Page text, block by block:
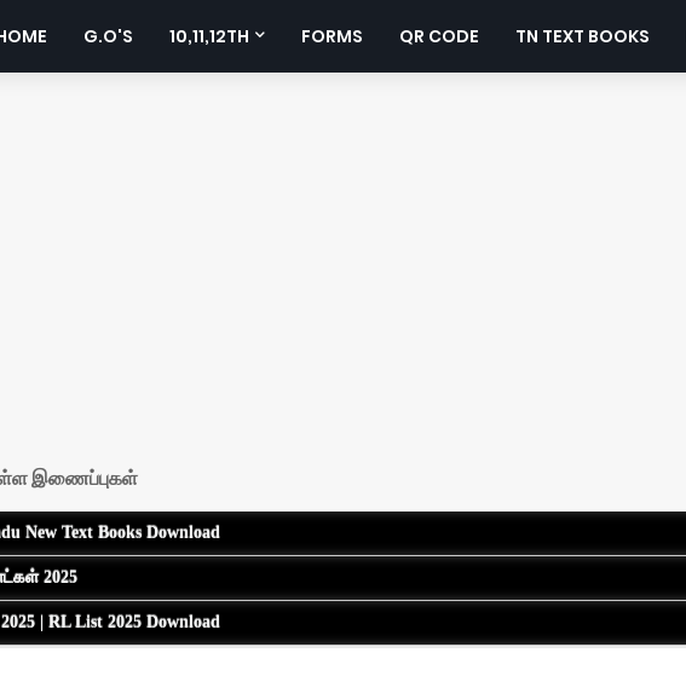
G.O'S 10,11,12TH FORMS QR CODE TN TEXT BOOKS
இணைப்புகள்
New Text Books Download
2025
| RL List 2025 Download